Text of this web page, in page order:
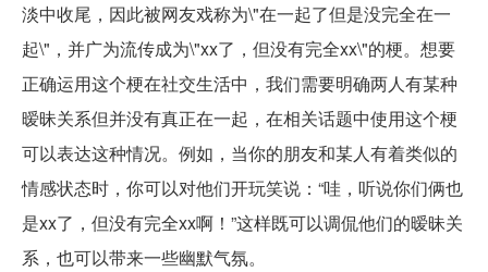
淡中收尾，因此被网友戏称为\"在一起了但是没完全在一
起\"，并广为流传成为\"xx了，但没有完全xx\"的梗。想要
正确运用这个梗在社交生活中，我们需要明确两人有某种
暧昧关系但并没有真正在一起，在相关话题中使用这个梗
可以表达这种情况。例如，当你的朋友和某人有着类似的
情感状态时，你可以对他们开玩笑说：“哇，听说你们俩也
是xx了，但没有完全xx啊！”这样既可以调侃他们的暧昧关
系，也可以带来一些幽默气氛。